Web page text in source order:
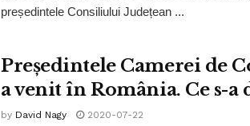
președintele Consiliului Județean ...
Președintele Camerei de
a venit în România. Ce s-a
by David Nagy 2020-07-22